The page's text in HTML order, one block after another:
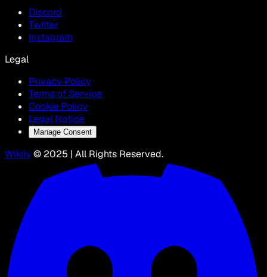
Discord
Twitter
Instagram
Legal
Privacy Policy
Terms of Service
Cookie Policy
Legal Notice
Manage Consent
Wikily © 2025 | All Rights Reserved.